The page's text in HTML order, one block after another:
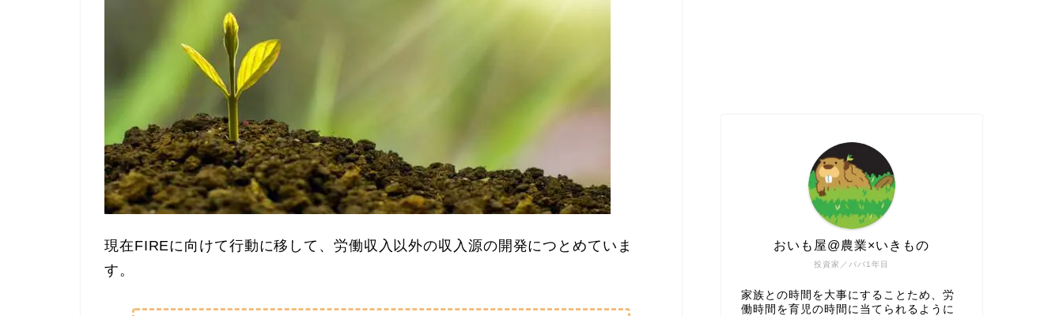
現在FIREに向けて行動に移して、労働収入以外の収入源の開発につとめていま
す。
投資家／パパ1年目
おいも屋@農業×いきもの
家族との時間を大事にすることため、労
働時間を育児の時間に当てられるように